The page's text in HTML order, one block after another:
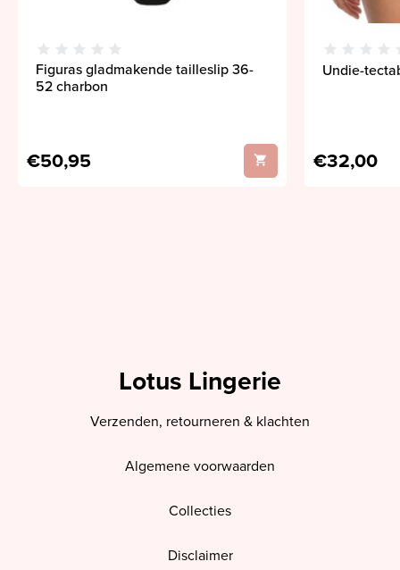
Figuras gladmakende tailleslip 36-
52 charbon
€50,95
Undie-
€32,00
Lotus Lingerie
Verzenden, retourneren & klachten
Algemene voorwaarden
Collecties
Disclaimer